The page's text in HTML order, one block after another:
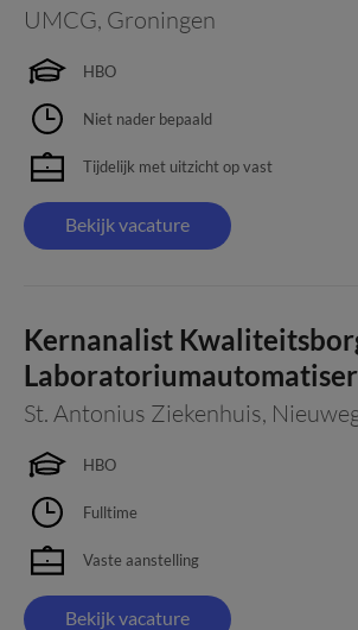
UMCG, Groningen
HBO
Niet nader bepaald
Tijdelijk met uitzicht op vast
Bekijk vacature
Kernanalist
St. Antonius Ziekenhuis,
HBO
Fulltime
Vaste aanstelling
Bekijk vacature